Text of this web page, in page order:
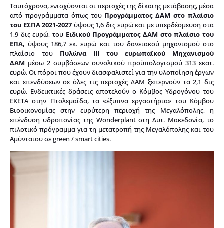
Ταυτόχρονα, ενισχύονται οι περιοχές της δίκαιης μετάβασης, μέσα
από προγράμματα όπως του Προγράμματος ΔΑΜ στο πλαίσιο
του ΕΣΠΑ 2021-2027 ύψους 1,6 δις ευρώ και με υπερδέσμευση στα
1,9 δις ευρώ, του Ειδικού Προγράμματος ΔΑΜ στο πλαίσιο του
ΕΠΑ, ύψους 186,7 εκ. ευρώ και του δανειακού μηχανισμού στο
πλαίσιο του Πυλώνα ΙΙΙ του ευρωπαϊκού Μηχανισμού
ΔΑΜ μέσω 2 συμβάσεων συνολικού προϋπολογισμού 313 εκατ.
ευρώ. Οι πόροι που έχουν διασφαλιστεί για την υλοποίηση έργων
και επενδύσεων σε όλες τις περιοχές ΔΑΜ ξεπερνούν τα 2,1 δις
ευρώ. Ενδεικτικές δράσεις αποτελούν ο Κόμβος Υδρογόνου του
ΕΚΕΤΑ στην Πτολεμαΐδα, τα «έξυπνα εργαστήρια» του Κόμβου
Βιοοικονομίας στην ευρύτερη περιοχή της Μεγαλόπολης, η
επένδυση υδροπονίας της Wonderplant στη Δυτ. Μακεδονία, το
πιλοτικό πρόγραμμα για τη μετατροπή της Μεγαλόπολης και του
Αμύνταιου σε green / smart cities.